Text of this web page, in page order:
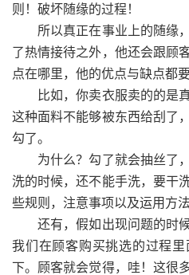
则！破坏随缘的过程！
所以真正在事业上的随缘
了热情接待之外，他还会跟顾
点在哪里，他的优点与缺点都
比如，你卖衣服卖的的是
这种面料不能够被东西给刮了
勾了。
为什么？勾了就会抽丝了，
洗的时候，还不能手洗，要干
些规则，注意事项以及运用方法
还有，假如出现问题的时候
我们在顾客购买挑选的过程
下。顾客就会觉得，哇！这很